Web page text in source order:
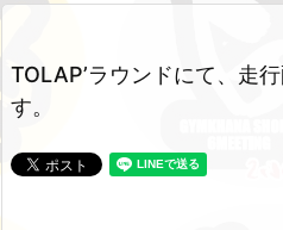
TOLAP’ラウンドにて、走
す。